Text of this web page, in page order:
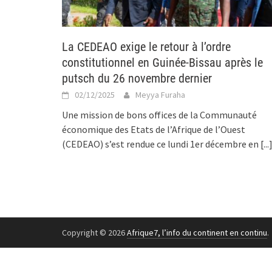
La CEDEAO exige le retour à l’ordre
constitutionnel en Guinée-Bissau après le
putsch du 26 novembre dernier
02/12/2025 Meyya Furaha
Une mission de bons offices de la Communauté
économique des Etats de l’Afrique de l’Ouest
(CEDEAO) s’est rendue ce lundi 1er décembre en [...]
Copyright © 2026Afrique7, l’info du continent en continu.